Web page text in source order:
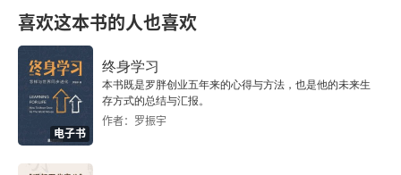
“火热的东西也不坏”
《挪威的森林》主人公们的散步路
神户之行
后记
喜欢这本书的人也喜欢
电子书
终身学习
本书既是罗胖创业五年来的心得与方法，也是他的未来生
存方式的总结与汇报。
作者：罗振宇